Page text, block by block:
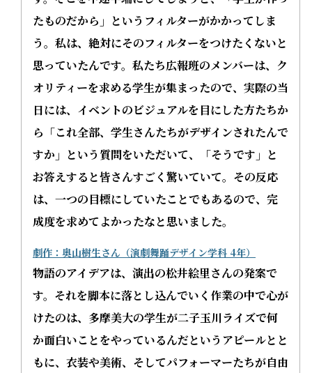
たものだから」というフィルターがかかってしま
う。私は、絶対にそのフィルターをつけたくないと
思っていたんです。私たち広報班のメンバーは、ク
オリティーを求める学生が集まったので、実際の当
日には、イベントのビジュアルを目にした方たちか
ら「これ全部、学生さんたちがデザインされたんで
すか」という質問をいただいて、「そうです」と
お答えすると皆さんすごく驚いていて。その反応
は、一つの目標にしていたことでもあるので、完
成度を求めてよかったなと思いました。
劇作：奥山樹生さん（演劇舞踊デザイン学科 4年）
物語のアイデアは、演出の松井絵里さんの発案で
す。それを脚本に落とし込んでいく作業の中で心が
けたのは、多摩美大の学生が二子玉川ライズで何
か面白いことをやっているんだというアピールとと
もに、衣装や美術、そしてパフォーマーたちが自由